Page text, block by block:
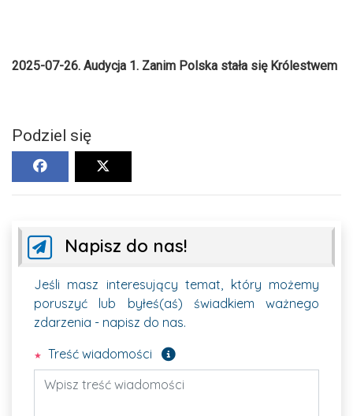
2025-07-26. Audycja 1. Zanim Polska stała się Królestwem
Podziel się
Napisz do nas!
Jeśli masz interesujący temat, który możemy
poruszyć lub byłeś(aś) świadkiem ważnego
zdarzenia - napisz do nas.
Treść wiadomości
Pole wymagane